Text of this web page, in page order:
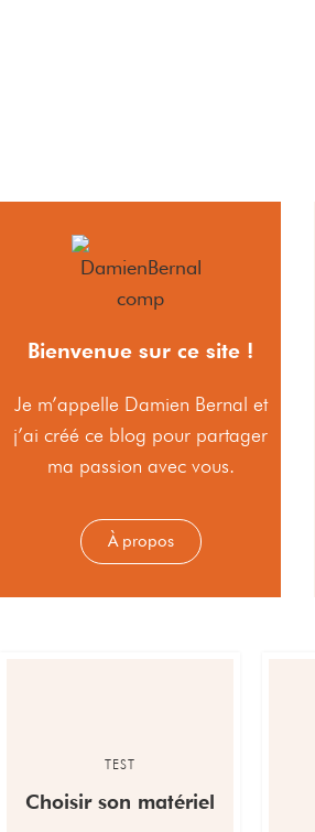
Bienvenue sur ce site !
Je m’appelle Damien Bernal et
j’ai créé ce blog pour partager
ma passion avec vous.
À propos
TEST
Choisir son matériel